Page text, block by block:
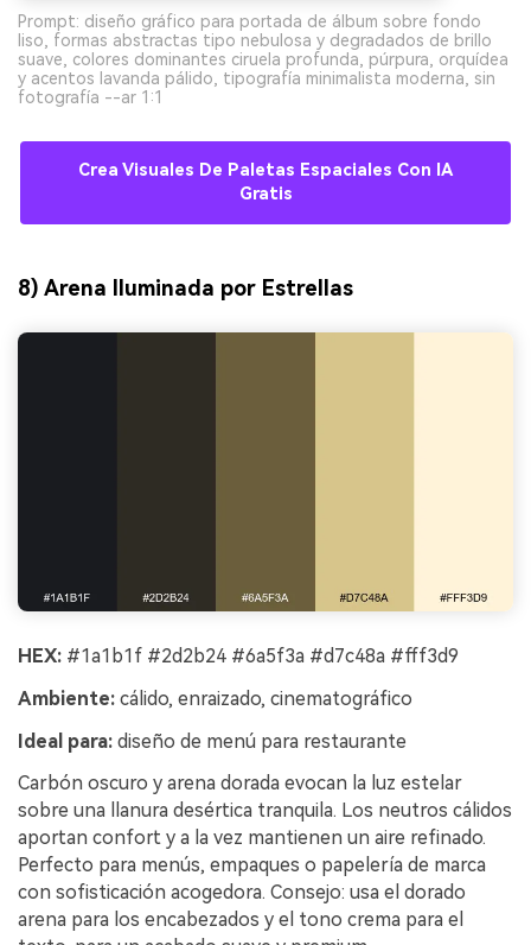
Prompt: diseño gráfico para portada de álbum sobre fondo
liso, formas abstractas tipo nebulosa y degradados de brillo
suave, colores dominantes ciruela profunda, púrpura, orquídea
y acentos lavanda pálido, tipografía minimalista moderna, sin
fotografía --ar 1:1
Crea Visuales De Paletas Espaciales Con IA
Gratis
8) Arena Iluminada por Estrellas
HEX: #1a1b1f #2d2b24 #6a5f3a #d7c48a #fff3d9
Ambiente: cálido, enraizado, cinematográfico
Ideal para: diseño de menú para restaurante
Carbón oscuro y arena dorada evocan la luz estelar
sobre una llanura desértica tranquila. Los neutros cálidos
aportan confort y a la vez mantienen un aire refinado.
Perfecto para menús, empaques o papelería de marca
con sofisticación acogedora. Consejo: usa el dorado
arena para los encabezados y el tono crema para el